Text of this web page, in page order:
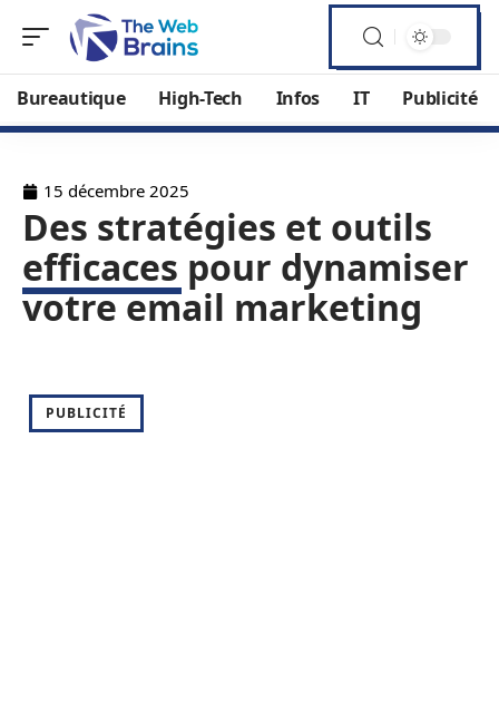
Bureautique High-Tech Infos IT Publicité
15 décembre 2025
Des stratégies et outils
efficaces pour dynamiser
votre email marketing
PUBLICITÉ